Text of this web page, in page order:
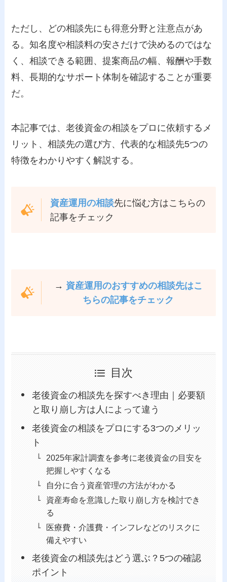
ただし、どの相談先にも得意分野と注意点があ
る。知名度や相談料の安さだけで決めるのではな
く、相談できる範囲、提案商品の幅、報酬や手数
料、長期的なサポート体制を確認することが重要
だ。
本記事では、老後資金の相談をプロに依頼するメ
リット、相談先の選び方、代表的な相談先5つの
特徴をわかりやすく解説する。
資産運用の相談先に悩む方はこちらの
記事をチェック
→ 資産運用のおすすめの相談先はこ
ちらの記事をチェック
目次
老後資金の相談先を探すべき理由｜必要額
と取り崩し方は人によって違う
老後資金の相談をプロにする3つのメリッ
ト
2025年家計調査を参考に老後資金の目安を
把握しやすくなる
自分に合う資産管理の方法がわかる
資産寿命を意識した取り崩し方を検討でき
る
医療費・介護費・インフレなどのリスクに
備えやすい
老後資金の相談先はどう選ぶ？5つの確認
ポイント